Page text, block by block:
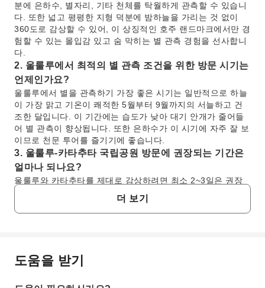
분에 은하수, 별자리, 기타 천체를 탁월하게 관측할 수 있습니
다. 또한 넓고 평평한 지형 덕분에 밤하늘을 가리는 것 없이
360도로 감상할 수 있어, 이 상징적인 호주 랜드마크에서만 경
험할 수 있는 몰입감 있고 숨 막히는 별 관측 경험을 선사합니
다.
2. 울룰루에서 최적의 별 관측 조건을 위한 방문 시기는
언제인가요?
울룰루에서 별을 관측하기 가장 좋은 시기는 일반적으로 하늘
이 가장 맑고 기온이 쾌적한 5월부터 9월까지의 서늘하고 건
조한 달입니다. 이 기간에는 습도가 낮아 대기 안개가 줄어들
어 별 관측이 향상됩니다. 또한 은하수가 이 시기에 자주 잘 보
이므로 천문 투어를 즐기기에 좋습니다.
3. 울룰루-카타추타 국립공원 방문에 권장되는 기간은
얼마나 되나요?
울룰루와 카타추타를 제대로 감상하려면 최소 2~3일은 권장
합니다. 이를 통해 울룰루의 일출과 일몰을 경험하고, 기슭 둘
레길을 탐험하며, 카타추타의 돔과 계곡을 발견하고, 별 관측
과 같은 문화 및 자연 활동에 참여할 충분한 시간을 가질 수 있
4. 울룰루-카타추타 국립공원 탐험을 위한 교통편은 무
엇이 있나요?
더 보기
자주 묻는 질문
도움을 받기